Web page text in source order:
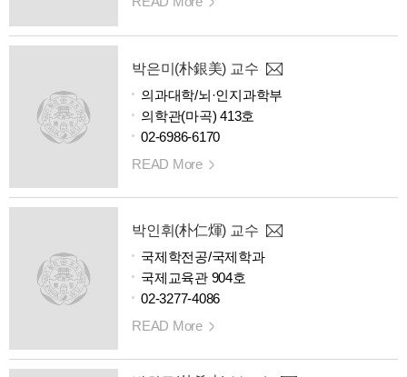
박은미(朴銀美) 교수
의과대학/뇌·인지과학부
의학관(마곡) 413호
02-6986-6170
READ More
박인휘(朴仁煇) 교수
국제학전공/국제학과
국제교육관 904호
02-3277-4086
READ More